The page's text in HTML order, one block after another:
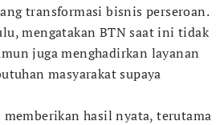
transformasi bisnis perseroan.
mengatakan BTN saat ini tidak
juga menghadirkan layanan
masyarakat supaya
hasil nyata, terutama